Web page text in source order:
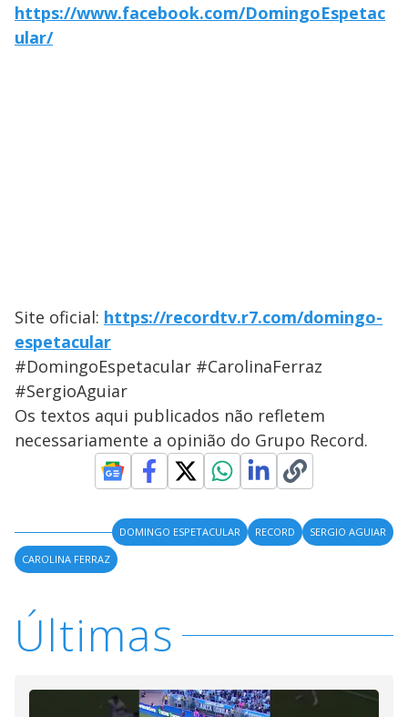
https://www.facebook.com/DomingoEspetac
ular/
Site oficial: https://recordtv.r7.com/domingo-
espetacular
#DomingoEspetacular #CarolinaFerraz
#SergioAguiar
Os textos aqui publicados não refletem
necessariamente a opinião do Grupo Record.
DOMINGO ESPETACULAR RECORD
SERGIO AGUIAR
CAROLINA FERRAZ
Últimas